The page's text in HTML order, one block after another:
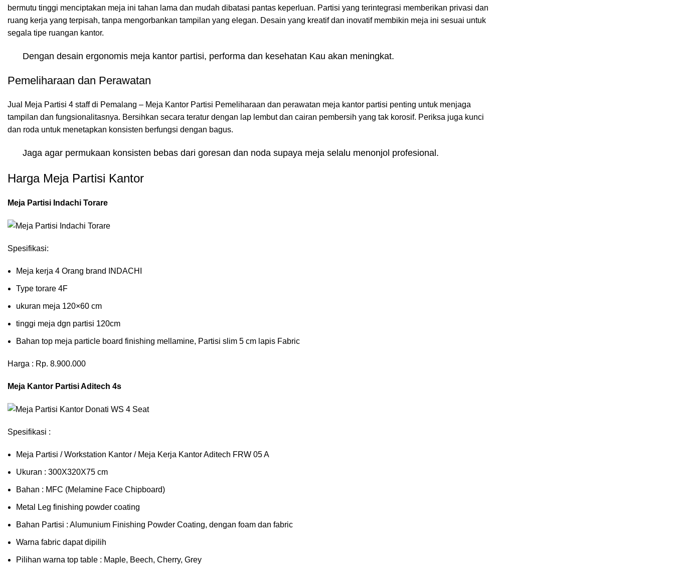
bermutu tinggi menciptakan meja ini tahan lama dan mudah dibatasi pantas keperluan. Partisi yang terintegrasi memberikan privasi dan
ruang kerja yang terpisah, tanpa mengorbankan tampilan yang elegan. Desain yang kreatif dan inovatif membikin meja ini sesuai untuk
segala tipe ruangan kantor.
Dengan desain ergonomis meja kantor partisi, performa dan kesehatan Kau akan meningkat.
Pemeliharaan dan Perawatan
Jual Meja Partisi 4 staff di Pemalang – Meja Kantor Partisi Pemeliharaan dan perawatan meja kantor partisi penting untuk menjaga
tampilan dan fungsionalitasnya. Bersihkan secara teratur dengan lap lembut dan cairan pembersih yang tak korosif. Periksa juga kunci
dan roda untuk menetapkan konsisten berfungsi dengan bagus.
Jaga agar permukaan konsisten bebas dari goresan dan noda supaya meja selalu menonjol profesional.
Harga Meja Partisi Kantor
Meja Partisi Indachi Torare
Spesifikasi:
Meja kerja 4 Orang brand INDACHI
Type torare 4F
ukuran meja 120×60 cm
tinggi meja dgn partisi 120cm
Bahan top meja particle board finishing mellamine, Partisi slim 5 cm lapis Fabric
Harga : Rp. 8.900.000
Meja Kantor Partisi Aditech 4s
Spesifikasi :
Meja Partisi / Workstation Kantor / Meja Kerja Kantor Aditech FRW 05 A
Ukuran : 300X320X75 cm
Bahan : MFC (Melamine Face Chipboard)
Metal Leg finishing powder coating
Bahan Partisi : Alumunium Finishing Powder Coating, dengan foam dan fabric
Warna fabric dapat dipilih
Pilihan warna top table : Maple, Beech, Cherry, Grey